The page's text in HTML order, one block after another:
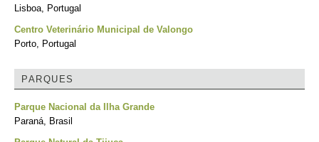
Lisboa, Portugal
Centro Veterinário Municipal de Valongo
Porto, Portugal
PARQUES
Parque Nacional da Ilha Grande
Paraná, Brasil